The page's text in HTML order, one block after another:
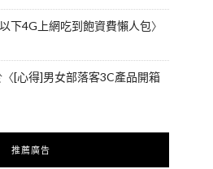
下4G上網吃到飽資費懶人包〉
[心得]男女部落客3C產品開箱
推薦廣告